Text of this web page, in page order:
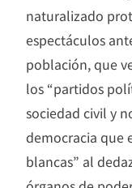
naturalizado
espectáculos
población, que
los “partidos
sociedad civil y
democracia que
blancas” al